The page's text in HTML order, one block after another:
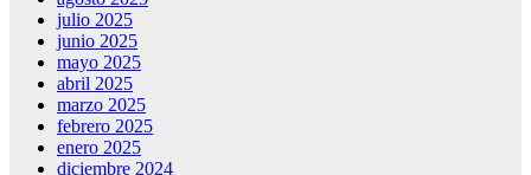
julio 2025
junio 2025
mayo 2025
abril 2025
marzo 2025
febrero 2025
enero 2025
diciembre 2024